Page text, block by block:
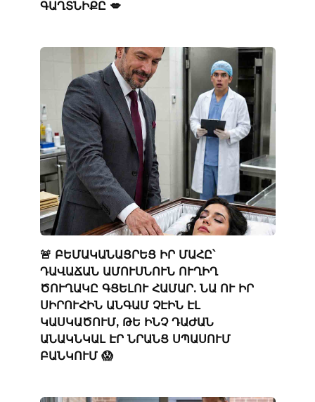
ԳԱՂՏՆԻՔԸ 💋
🚨 ԲԵՄԱԿԱՆԱՑՐԵՑ ԻՐ ՄԱՀԸ՝
ԴԱՎԱՃԱՆ ԱՄՈՒՍՆՈՒՆ ՈՒՂԻՂ
ԾՈՒՂԱԿԸ ԳՑԵԼՈՒ ՀԱՄԱՐ. ՆԱ ՈՒ ԻՐ
ՍԻՐՈՒՀԻՆ ԱՆԳԱՄ ՉԷԻՆ ԷԼ
ԿԱՍԿԱԾՈՒՄ, ԹԵ ԻՆՉ ԴԱԺԱՆ
ԱՆԱԿՆԿԱԼ ԷՐ ՆՐԱՆՑ ՍՊԱՍՈՒՄ
ԲԱՆԿՈՒՄ 😱